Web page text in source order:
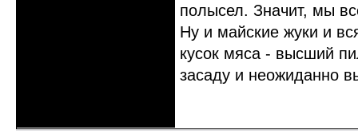
полысел. Значит, мы
Ну и майские жуки и
кусок мяса - высший
засаду и неожиданно